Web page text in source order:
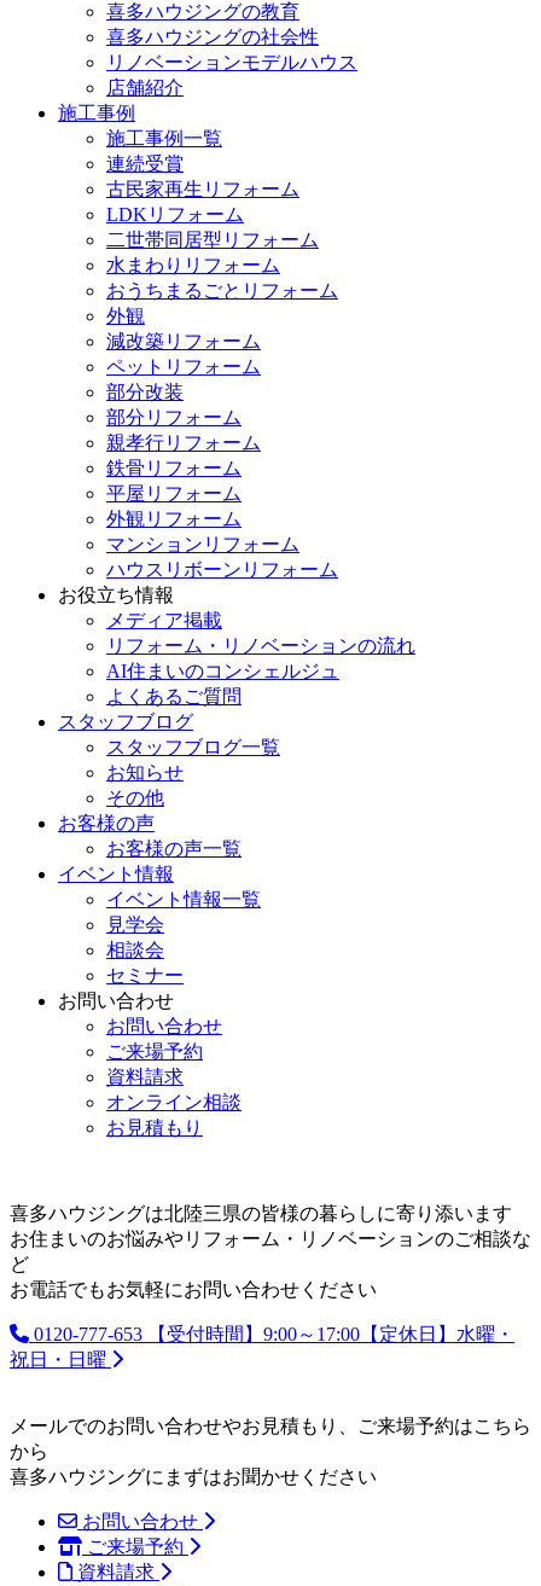
喜多ハウジングの教育
喜多ハウジングの社会性
リノベーションモデルハウス
店舗紹介
施工事例
施工事例一覧
連続受賞
古民家再生リフォーム
LDKリフォーム
二世帯同居型リフォーム
水まわりリフォーム
おうちまるごとリフォーム
外観
減改築リフォーム
ペットリフォーム
部分改装
部分リフォーム
親孝行リフォーム
鉄骨リフォーム
平屋リフォーム
外観リフォーム
マンションリフォーム
ハウスリボーンリフォーム
お役立ち情報
メディア掲載
リフォーム・リノベーションの流れ
AI住まいのコンシェルジュ
よくあるご質問
スタッフブログ
スタッフブログ一覧
お知らせ
その他
お客様の声
お客様の声一覧
イベント情報
イベント情報一覧
見学会
相談会
セミナー
お問い合わせ
お問い合わせ
ご来場予約
資料請求
オンライン相談
お見積もり
喜多ハウジングは北陸三県の皆様の暮らしに寄り添います
お住まいのお悩みやリフォーム・リノベーションのご相談な
ど
お電話でもお気軽にお問い合わせください
0120-777-653
【受付時間】9:00～17:00【定休日】水曜・
祝日・日曜
メールでのお問い合わせやお見積もり、ご来場予約はこちら
から
喜多ハウジングにまずはお聞かせください
お問い合わせ
ご来場予約
資料請求